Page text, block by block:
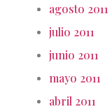
agosto 2011
julio 2011
junio 2011
mayo 2011
abril 2011